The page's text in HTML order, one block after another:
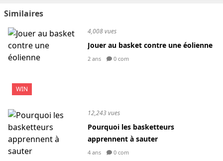
Similaires
WIN
4,008 vues
Jouer au basket contre une éolienne
2 ans 0 com
12,243 vues
Pourquoi les basketteurs
apprennent à sauter
4 ans 0 com